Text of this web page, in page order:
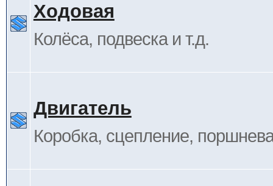
Ходовая
Колёса, подвеска и т.д.
Двигатель
Коробка, сцепление,